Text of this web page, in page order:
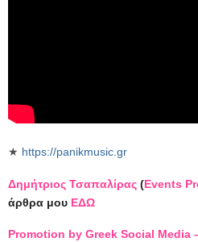
★ https://panikmusic.gr
Δημήτριος Τσαπαλίρας (Events
άρθρα μου ΕΔΩ
Promotion by Greek Social Media